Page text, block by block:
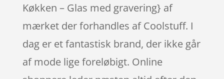
Køkken – Glas med gravering} af
mærket der forhandles af Coolstuff. I
dag er et fantastisk brand, der ikke går
af mode lige foreløbigt. Online